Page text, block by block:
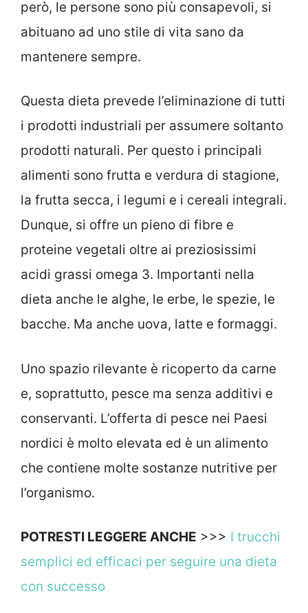
però, le persone sono più consapevoli, si
abituano ad uno stile di vita sano da
mantenere sempre.
Questa dieta prevede l’eliminazione di tutti
i prodotti industriali per assumere soltanto
prodotti naturali. Per questo i principali
alimenti sono frutta e verdura di stagione,
la frutta secca, i legumi e i cereali integrali.
Dunque, si offre un pieno di fibre e
proteine vegetali oltre ai preziosissimi
acidi grassi omega 3. Importanti nella
dieta anche le alghe, le erbe, le spezie, le
bacche. Ma anche uova, latte e formaggi.
Uno spazio rilevante è ricoperto da carne
e, soprattutto, pesce ma senza additivi e
conservanti. L’offerta di pesce nei Paesi
nordici è molto elevata ed è un alimento
che contiene molte sostanze nutritive per
l’organismo.
POTRESTI LEGGERE ANCHE >>> I trucchi
semplici ed efficaci per seguire una dieta
con successo